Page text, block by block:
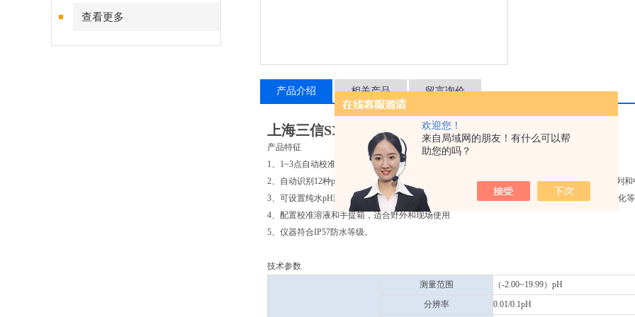
欢迎您！
来自局域网的朋友！有什么可以帮
助您的吗？
查看更多
产品介绍 相关产品 留言询价
上海三信SX811便携式pH计
产品特征
1、1~3点自动校准，有校准指引和自动检查功能
2、自动识别12种pH标准缓冲溶液，有三个系列的标准缓冲溶液可以选择：欧美系列，NIST系列和
3、可设置纯水pH测量模式和加氨纯水pH测量模式，对pH值进行温度补偿，特别适合电力、石化
4、配置校准溶液和手提箱，适合野外和现场使用
5、仪器符合IP57防水等级。
技术参数
测量范围
（-2.00~19.99）pH
分辨率
0.01/0.1pH